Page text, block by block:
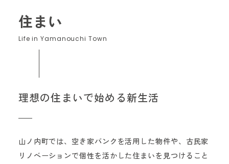
住まい
理想の住まいで始める新生活
山ノ内町では、空き家バンクを活用した物件や、古民家
リノベーションで個性を活かした住まいを見つけること